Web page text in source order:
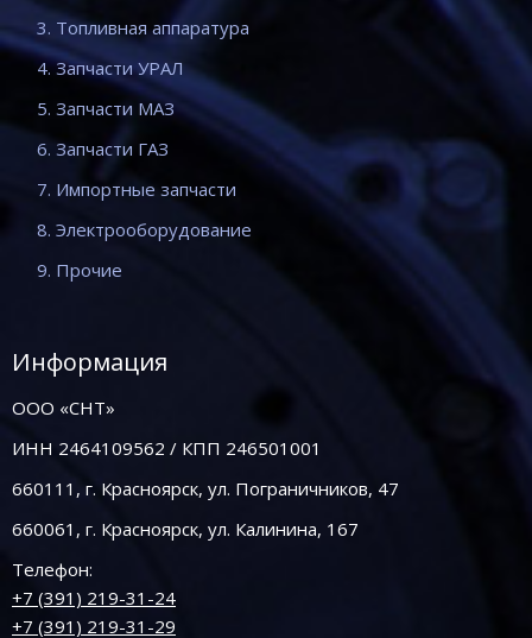
3. Топливная аппаратура
4. Запчасти УРАЛ
5. Запчасти МАЗ
6. Запчасти ГАЗ
7. Импортные запчасти
8. Электрооборудование
9. Прочие
Информация
ООО «СНТ»
ИНН 2464109562 / КПП 246501001
660111, г. Красноярск, ул. Пограничников, 47
660061, г. Красноярск, ул. Калинина, 167
Телефон:
+7 (391) 219-31-24
+7 (391) 219-31-29